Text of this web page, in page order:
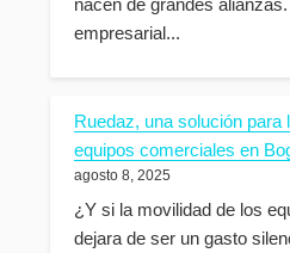
empresarial...
Ruedaz, una solución para
equipos comerciales en
agosto 8, 2025
¿Y si la movilidad de los
dejara de ser un gasto